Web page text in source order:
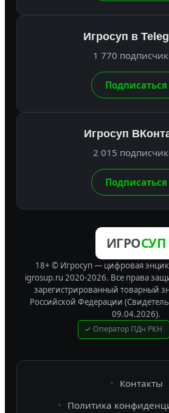
Игросуп в
1 770
Подписаться
Игросуп
2 015
Подписаться
ИГРОСУП
18+ © Игросуп — цифровая
igrosup.ru 2020-2026. Все права
зарегистрированный товарный
Российской Федерации
09.04.2026).
✓ Оператор ПДн РКН
Контакты
Политика